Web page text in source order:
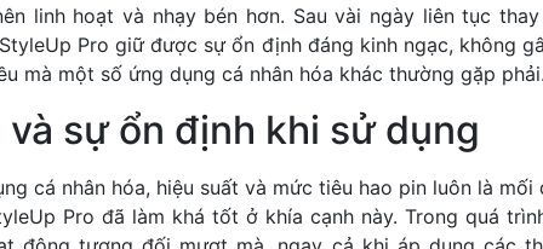
linh hoạt và nhạy bén hơn. Sau vài ngày liên tục
Pro giữ được sự ổn định đáng kinh ngạc, không
mà một số ứng dụng cá nhân hóa khác thường gặp
sự ổn định khi sử dụng
cá nhân hóa, hiệu suất và mức tiêu hao pin luôn là mối
Pro đã làm khá tốt ở khía cạnh này. Trong quá